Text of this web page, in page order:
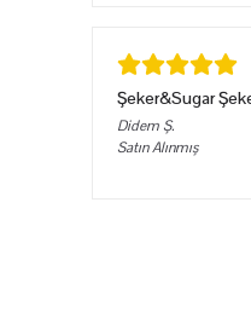
Şeker&Sugar
Didem Ş.
Satın Alınmış